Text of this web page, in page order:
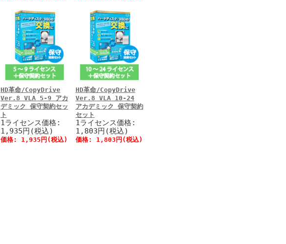
HD革命/CopyDrive
Ver.8 VLA 5-9 アカ
デミック 保守契約セッ
ト
1ライセンス価格:
1,935円(税込)
価格: 1,935円 (税込)
HD革命/CopyDrive
Ver.8 VLA 10-24
アカデミック 保守契約
セット
1ライセンス価格:
1,803円(税込)
価格: 1,803円 (税込)